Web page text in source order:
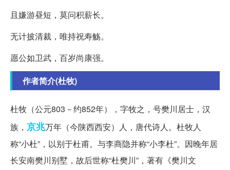
且嫌游昼短，莫问积薪长。
无计披清裁，唯持祝寿觞。
愿公如卫武，百岁尚康强。
作者简介(杜牧)
杜牧（公元803－约852年），字牧之，号樊川居士，汉
族， 京兆万年（今陕西西安）人，唐代诗人。杜牧人
称“小杜”，以别于杜甫。与李商隐并称“小李杜”。因晚年居
长安南樊川别墅，故后世称“杜樊川”，著有《樊川文